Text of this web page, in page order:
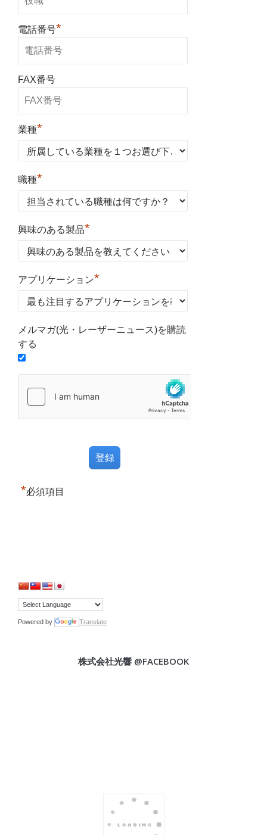
電話番号*
FAX番号
業種*
職種*
興味のある製品*
アプリケーション*
メルマガ(光・レーザーニュース)を購読
する
*必須項目
Powered by Translate
株式会社光響 @FACEBOOK